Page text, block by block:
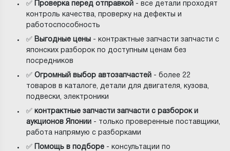
✅ Проверка перед отправкой - все детали проходят
контроль качества, проверку на дефекты и
работоспособность
✅ Выгодные цены - контрактные запчасти запчасти с
японских разборок по доступным ценам без
посредников
✅Огромный выбор автозапчастей - более 22
товаров в каталоге, детали для двигателя, кузова,
подвески, электроники
✅ контрактные запчасти запчасти с разборок и
аукционов Японии - только проверенные поставщики,
работа напрямую с разборками
✅ Помощь в подборе - консультации по